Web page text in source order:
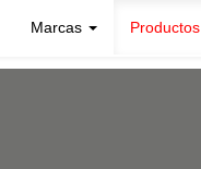
Marcas Productos